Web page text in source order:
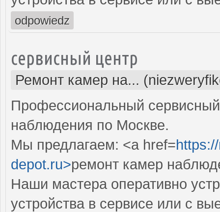
odpowiedz
сервисный центр
Ремонт камер на...
Профессиональный
наблюдения по Москве.
Мы предлагаем: <a href=
depot.ru>ремонт камер
Наши мастера оперативно
устройства в сервисе или с